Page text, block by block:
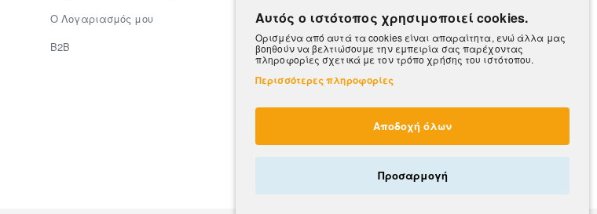
Ο Λογαριασμός μου
Β2Β
σας..
Αυτός ο ιστότοπος χρησιμοποιεί cookies.
Ορισμένα από αυτά τα cookies είναι απαραίτητα, ενώ άλλα μας
βοηθούν να βελτιώσουμε την εμπειρία σας παρέχοντας
πληροφορίες σχετικά με τον τρόπο χρήσης του ιστότοπου.
Περισσότερες πληροφορίες
Αποδοχή όλων
Προσαρμογή